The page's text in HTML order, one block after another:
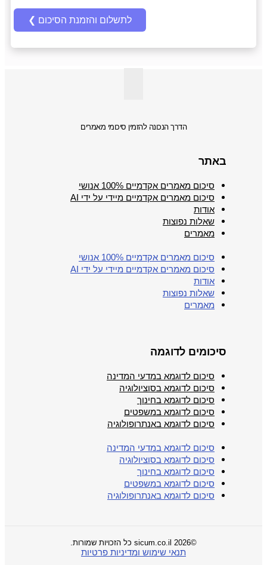
הדרך הנכונה להזמין סיכומי מאמרים
באתר
סיכום מאמרים אקדמיים 100% אנושי
סיכום מאמרים אקדמיים מיידי על ידי AI
אודות
שאלות נפוצות
מאמרים
סיכום מאמרים אקדמיים 100% אנושי
סיכום מאמרים אקדמיים מיידי על ידי AI
אודות
שאלות נפוצות
מאמרים
סיכומים לדוגמה
סיכום לדוגמא במדעי המדינה
סיכום לדוגמא בסוציולוגיה
סיכום לדוגמא בחינוך
סיכום לדוגמא במשפטים
סיכום לדוגמא באנתרופולוגיה
סיכום לדוגמא במדעי המדינה
סיכום לדוגמא בסוציולוגיה
סיכום לדוגמא בחינוך
סיכום לדוגמא במשפטים
סיכום לדוגמא באנתרופולוגיה
©2026 sicum.co.il כל הזכויות שמורות.
תנאי שימוש ומדיניות פרטיות